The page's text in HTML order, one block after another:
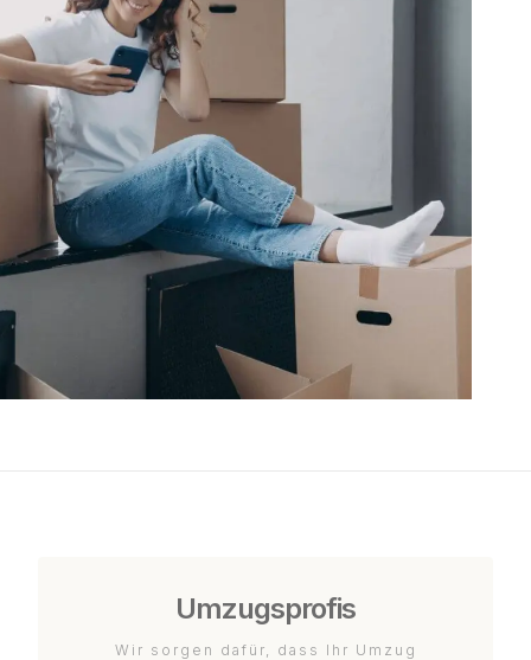
Umzugsprofis
Wir sorgen dafür, dass Ihr Umzug